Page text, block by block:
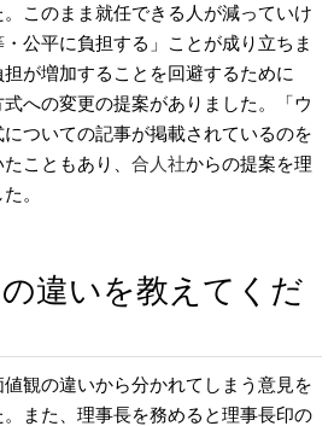
このまま就任できる人が減っていけ
公平に負担する」ことが成り立ちま
が増加することを回避するために
への変更の提案がありました。「ウ
ついての記事が掲載されているのを
こともあり、 合人社からの提案を理
。
違いを教えてくだ
観の違いから分かれてしまう意見を
また、理事長を務めると理事長印の